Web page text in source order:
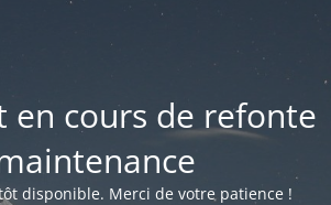
en cours de refonte
disponible. Merci de votre patience !